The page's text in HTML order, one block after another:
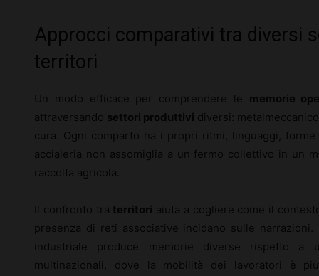
Approcci comparativi tra diversi
territori
Un modo efficace per comprendere le memorie
attraversando settori produttivi diversi:
cura. Ogni comparto ha i propri ritmi, linguaggi,
acciaieria non assomiglia a un fermo collettivo in un
raccolta agricola.
Il confronto tra territori aiuta a cogliere come il
presenza di reti associative incidano sulle
industriale produce memorie diverse rispetto a
multinazionali, dove la mobilità dei lavoratori è